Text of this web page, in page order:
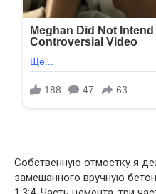
Собственную отмостку я
замешанного вручную